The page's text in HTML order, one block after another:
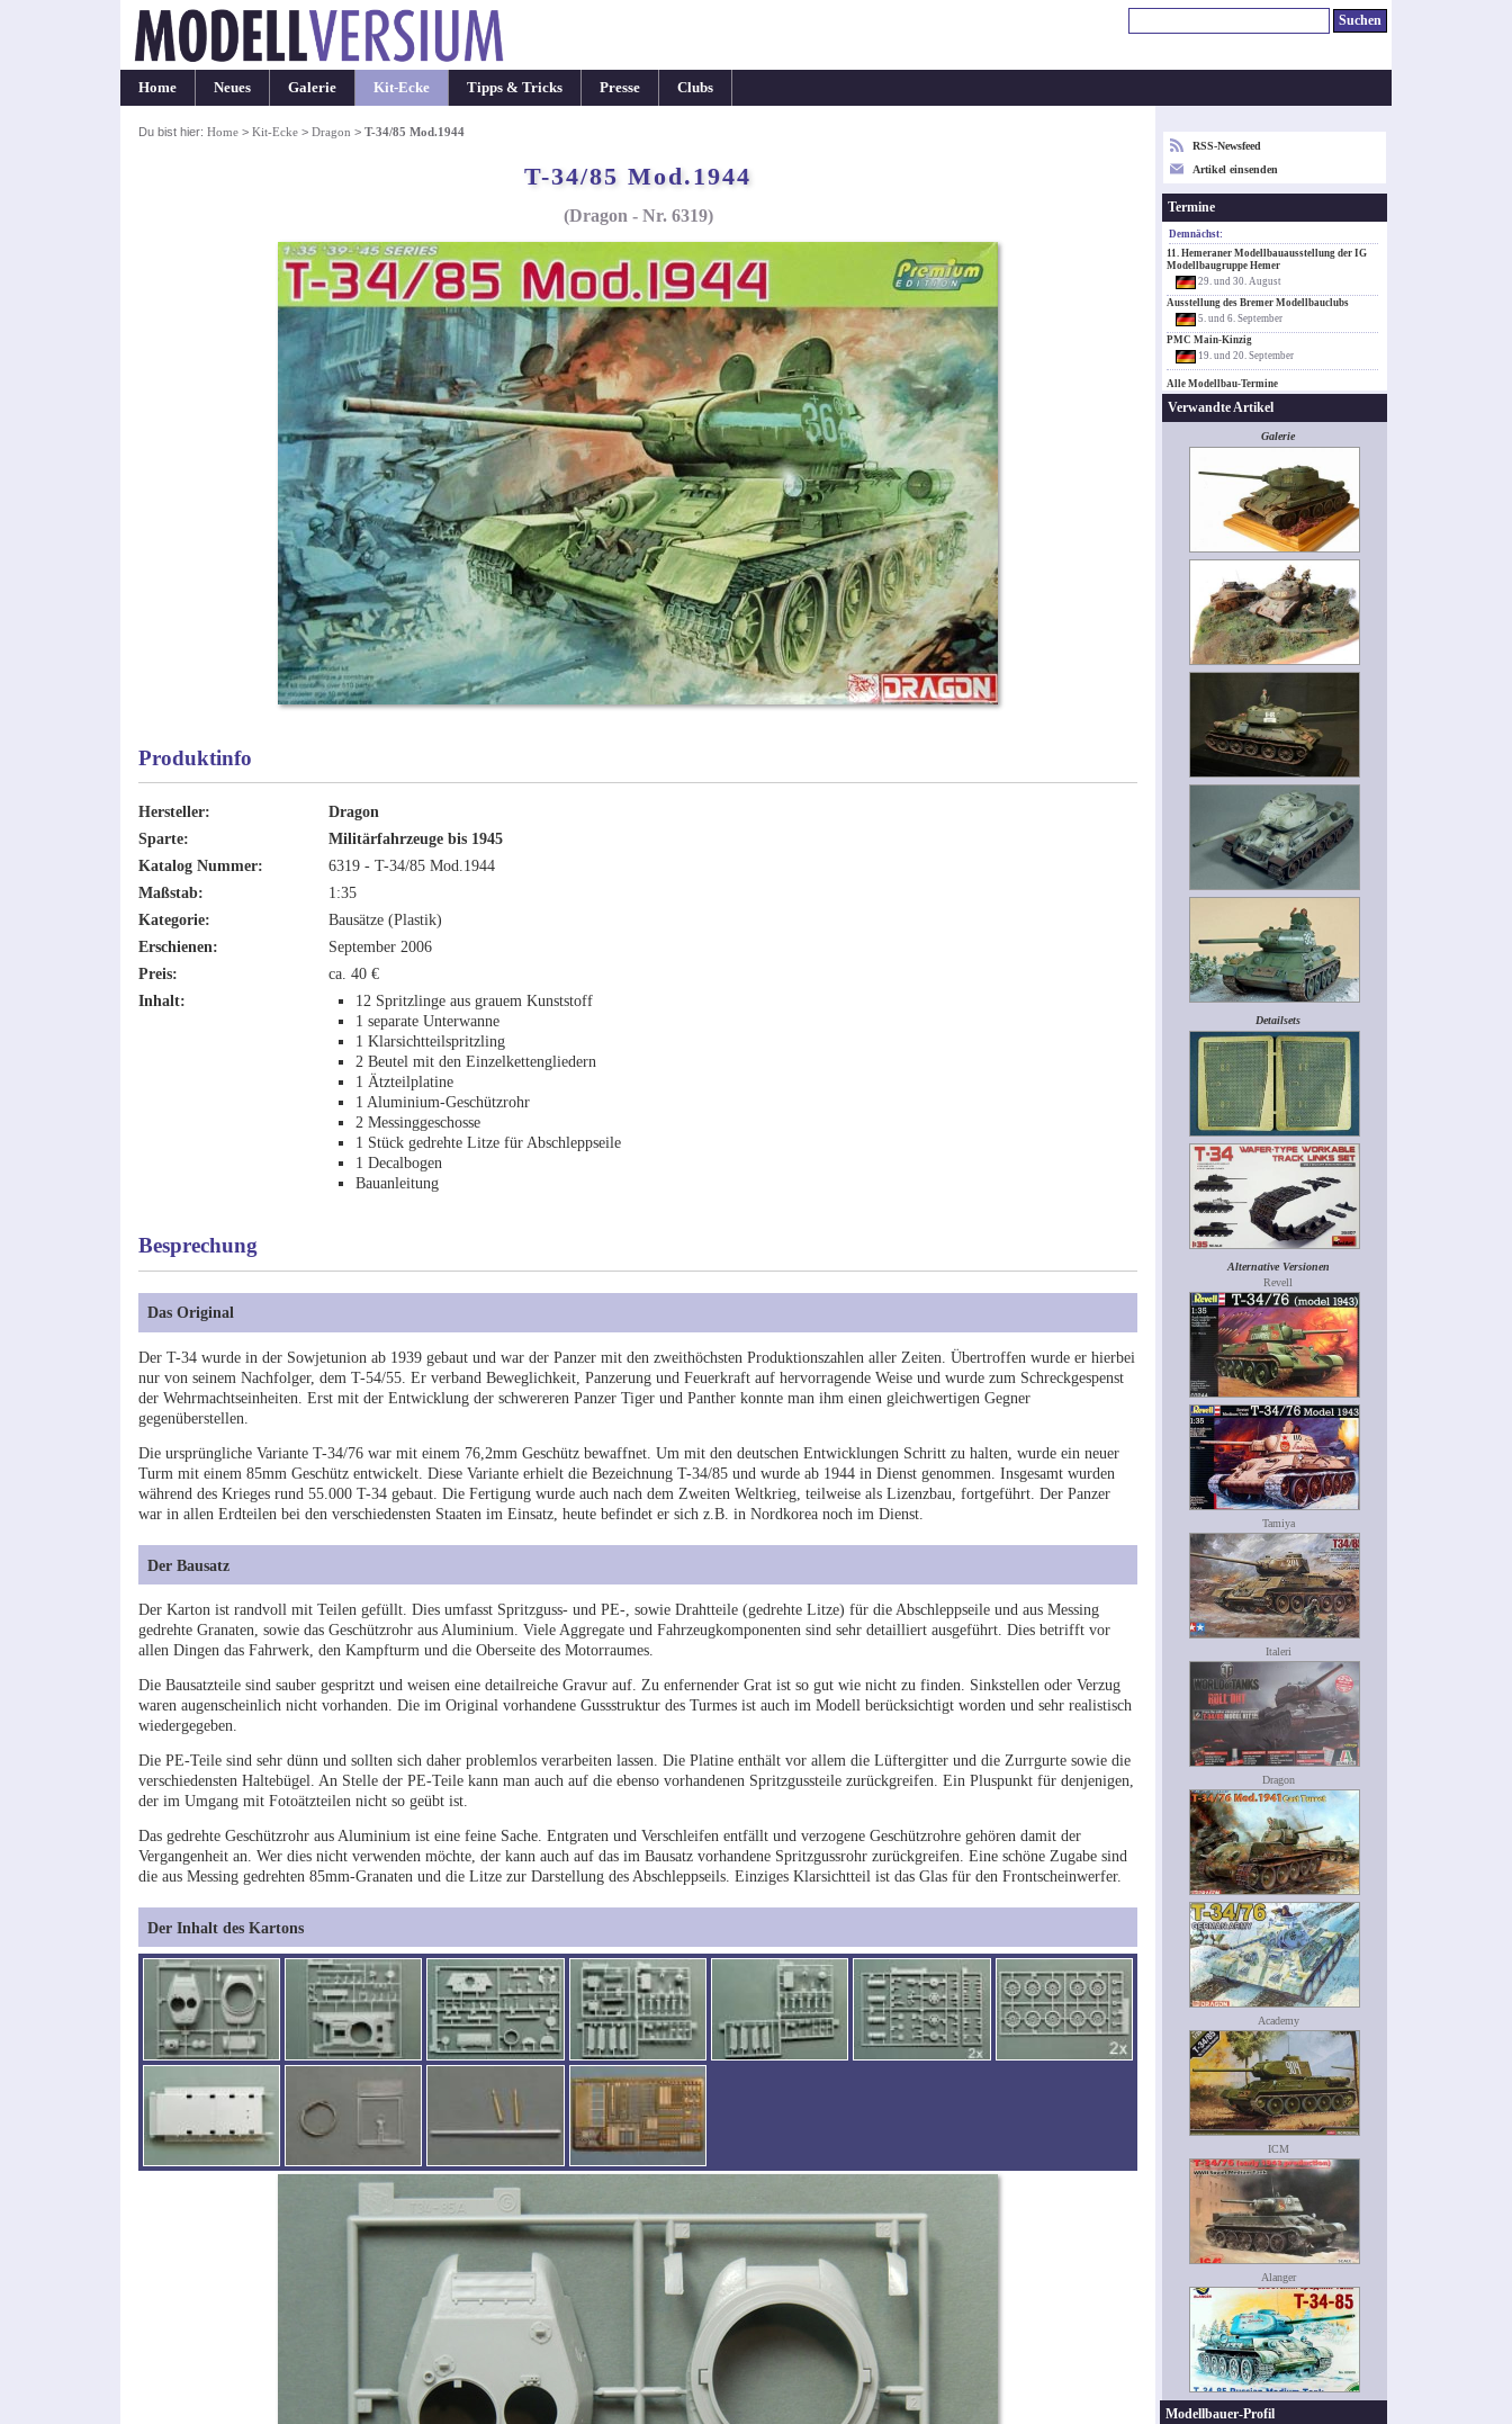
Home Neues Galerie Kit-Ecke Tipps & Tricks Presse Clubs
Du bist hier: Home> Kit-Ecke> Dragon > T-34/85 Mod.1944
T-34/85 Mod.1944
(Dragon - Nr. 6319)
Produktinfo
Hersteller:
Dragon
Sparte:
Militärfahrzeuge bis 1945
Katalog Nummer:
6319 - T-34/85 Mod.1944
Maßstab:
1:35
Kategorie:
Bausätze (Plastik)
Erschienen:
September 2006
Preis:
ca. 40 €
Inhalt:
12 Spritzlinge aus grauem Kunststoff
1 separate Unterwanne
1 Klarsichtteilspritzling
2 Beutel mit den Einzelkettengliedern
1 Ätzteilplatine
1 Aluminium-Geschützrohr
2 Messinggeschosse
1 Stück gedrehte Litze für Abschleppseile
1 Decalbogen
Bauanleitung
Besprechung
Das Original
Der T-34 wurde in der Sowjetunion ab 1939 gebaut und war der Panzer mit den zweithöchsten Produktionszahlen aller Zeiten. Übertroffen wurde er hierbei
nur von seinem Nachfolger, dem T-54/55. Er verband Beweglichkeit, Panzerung und Feuerkraft auf hervorragende Weise und wurde zum Schreckgespenst
der Wehrmachtseinheiten. Erst mit der Entwicklung der schwereren Panzer Tiger und Panther konnte man ihm einen gleichwertigen Gegner
gegenüberstellen.
Die ursprüngliche Variante T-34/76 war mit einem 76,2mm Geschütz bewaffnet. Um mit den deutschen Entwicklungen Schritt zu halten, wurde ein neuer
Turm mit einem 85mm Geschütz entwickelt. Diese Variante erhielt die Bezeichnung T-34/85 und wurde ab 1944 in Dienst genommen. Insgesamt wurden
während des Krieges rund 55.000 T-34 gebaut. Die Fertigung wurde auch nach dem Zweiten Weltkrieg, teilweise als Lizenzbau, fortgeführt. Der Panzer
war in allen Erdteilen bei den verschiedensten Staaten im Einsatz, heute befindet er sich z.B. in Nordkorea noch im Dienst.
Der Bausatz
Der Karton ist randvoll mit Teilen gefüllt. Dies umfasst Spritzguss- und PE-, sowie Drahtteile (gedrehte Litze) für die Abschleppseile und aus Messing
gedrehte Granaten, sowie das Geschützrohr aus Aluminium. Viele Aggregate und Fahrzeugkomponenten sind sehr detailliert ausgeführt. Dies betrifft vor
allen Dingen das Fahrwerk, den Kampfturm und die Oberseite des Motorraumes.
Die Bausatzteile sind sauber gespritzt und weisen eine detailreiche Gravur auf. Zu enfernender Grat ist so gut wie nicht zu finden. Sinkstellen oder Verzug
waren augenscheinlich nicht vorhanden. Die im Original vorhandene Gussstruktur des Turmes ist auch im Modell berücksichtigt worden und sehr realistisch
wiedergegeben.
Die PE-Teile sind sehr dünn und sollten sich daher problemlos verarbeiten lassen. Die Platine enthält vor allem die Lüftergitter und die Zurrgurte sowie die
verschiedensten Haltebügel. An Stelle der PE-Teile kann man auch auf die ebenso vorhandenen Spritzgussteile zurückgreifen. Ein Pluspunkt für denjenigen,
der im Umgang mit Fotoätzteilen nicht so geübt ist.
Das gedrehte Geschützrohr aus Aluminium ist eine feine Sache. Entgraten und Verschleifen entfällt und verzogene Geschützrohre gehören damit der
Vergangenheit an. Wer dies nicht verwenden möchte, der kann auch auf das im Bausatz vorhandene Spritzgussrohr zurückgreifen. Eine schöne Zugabe sind
die aus Messing gedrehten 85mm-Granaten und die Litze zur Darstellung des Abschleppseils. Einziges Klarsichtteil ist das Glas für den Frontscheinwerfer.
Der Inhalt des Kartons
RSS-Newsfeed
Artikel einsenden
Termine
Demnächst:
11. Hemeraner Modellbauausstellung der IG
Modellbaugruppe Hemer
29. und 30. August
Ausstellung des Bremer Modellbauclubs
5. und 6. September
PMC Main-Kinzig
19. und 20. September
Alle Modellbau-Termine
Verwandte Artikel
Galerie
Detailsets
Alternative Versionen
Revell
Tamiya
Italeri
Dragon
Academy
ICM
Alanger
Modellbauer-Profil